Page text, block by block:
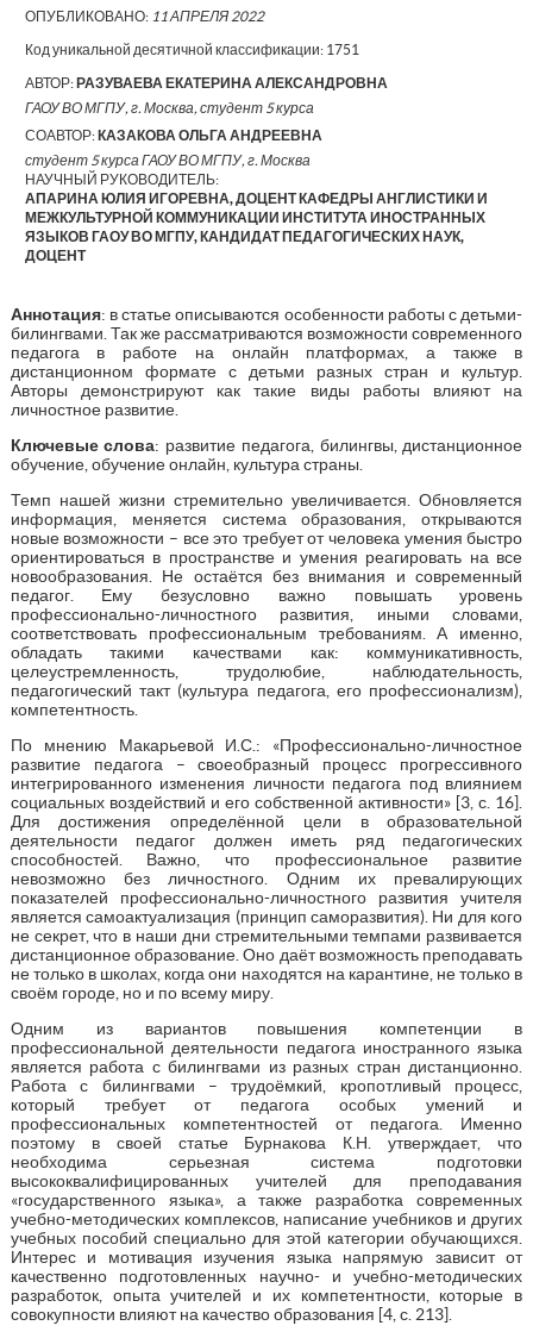
ОПУБЛИКОВАНО: 11 АПРЕЛЯ 2022
Код уникальной десятичной классификации: 1751
АВТОР:РАЗУВАЕВА ЕКАТЕРИНА АЛЕКСАНДРОВНА
ГАОУ ВО МГПУ, г. Москва, студент 5 курса
СОАВТОР:КАЗАКОВА ОЛЬГА АНДРЕЕВНА
студент 5 курса ГАОУ ВО МГПУ, г. Москва
НАУЧНЫЙ РУКОВОДИТЕЛЬ:
АПАРИНА ЮЛИЯ ИГОРЕВНА, ДОЦЕНТ КАФЕДРЫ АНГЛИСТИКИ И
МЕЖКУЛЬТУРНОЙ КОММУНИКАЦИИ ИНСТИТУТА ИНОСТРАННЫХ
ЯЗЫКОВ ГАОУ ВО МГПУ, КАНДИДАТ ПЕДАГОГИЧЕСКИХ НАУК,
ДОЦЕНТ
Аннотация: в статье описываются особенности работы с детьми-
билингвами. Так же рассматриваются возможности современного
педагога в работе на онлайн платформах, а также в
дистанционном формате с детьми разных стран и культур.
Авторы демонстрируют как такие виды работы влияют на
личностное развитие.
Ключевые слова: развитие педагога, билингвы, дистанционное
обучение, обучение онлайн, культура страны.
Темп нашей жизни стремительно увеличивается. Обновляется
информация, меняется система образования, открываются
новые возможности – все это требует от человека умения быстро
ориентироваться в пространстве и умения реагировать на все
новообразования. Не остаётся без внимания и современный
педагог. Ему безусловно важно повышать уровень
профессионально-личностного развития, иными словами,
соответствовать профессиональным требованиям. А именно,
обладать такими качествами как: коммуникативность,
целеустремленность, трудолюбие, наблюдательность,
педагогический такт (культура педагога, его профессионализм),
компетентность.
По мнению Макарьевой И.С.: «Профессионально-личностное
развитие педагога – своеобразный процесс прогрессивного
интегрированного изменения личности педагога под влиянием
социальных воздействий и его собственной активности» [3, с. 16].
Для достижения определённой цели в образовательной
деятельности педагог должен иметь ряд педагогических
способностей. Важно, что профессиональное развитие
невозможно без личностного. Одним их превалирующих
показателей профессионально-личностного развития учителя
является самоактуализация (принцип саморазвития). Ни для кого
не секрет, что в наши дни стремительными темпами развивается
дистанционное образование. Оно даёт возможность преподавать
не только в школах, когда они находятся на карантине, не только в
своём городе, но и по всему миру.
Одним из вариантов повышения компетенции в
профессиональной деятельности педагога иностранного языка
является работа с билингвами из разных стран дистанционно.
Работа с билингвами – трудоёмкий, кропотливый процесс,
который требует от педагога особых умений и
профессиональных компетентностей от педагога. Именно
поэтому в своей статье Бурнакова К.Н. утверждает, что
необходима серьезная система подготовки
высококвалифицированных учителей для преподавания
«государственного языка», а также разработка современных
учебно-методических комплексов, написание учебников и других
учебных пособий специально для этой категории обучающихся.
Интерес и мотивация изучения языка напрямую зависит от
качественно подготовленных научно- и учебно-методических
разработок, опыта учителей и их компетентности, которые в
совокупности влияют на качество образования [4, с. 213].